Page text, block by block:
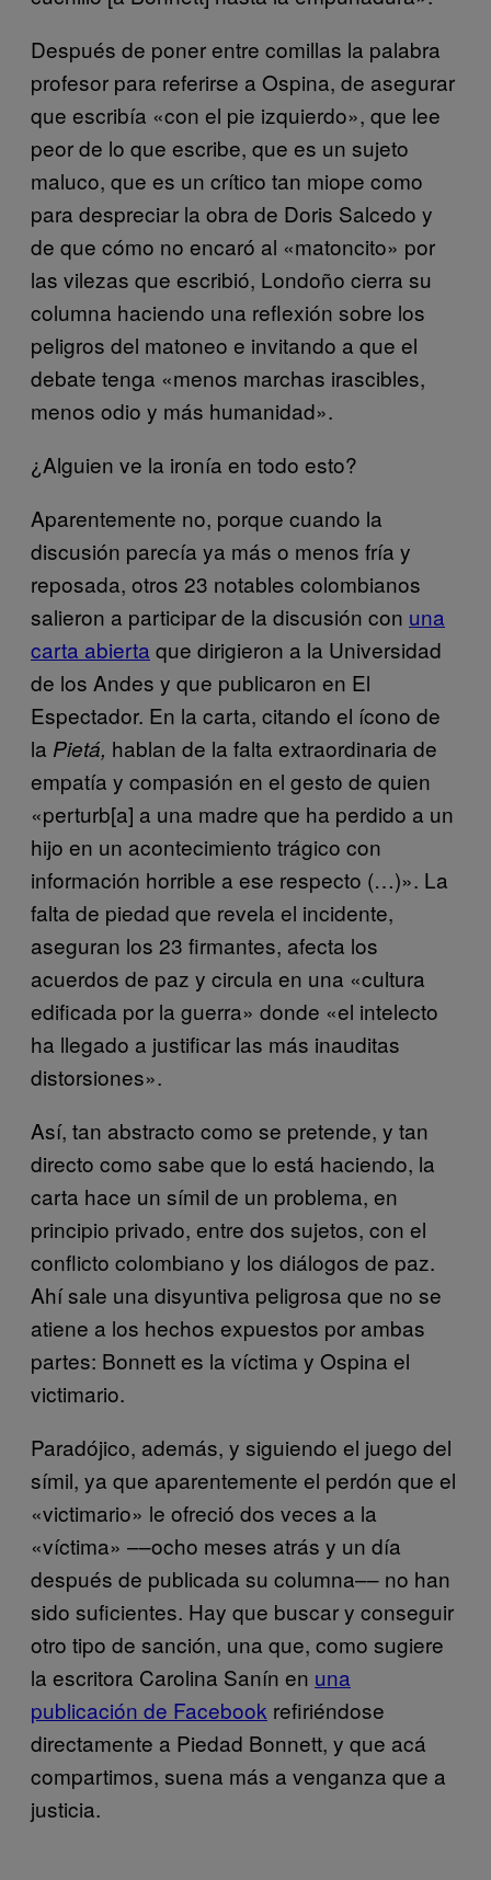
Después de poner entre comillas la palabra
profesor para referirse a Ospina, de asegurar
que escribía «con el pie izquierdo», que lee
peor de lo que escribe, que es un sujeto
maluco, que es un crítico tan miope como
para despreciar la obra de Doris Salcedo y
de que cómo no encaró al «matoncito» por
las vilezas que escribió, Londoño cierra su
columna haciendo una reflexión sobre los
peligros del matoneo e invitando a que el
debate tenga «menos marchas irascibles,
menos odio y más humanidad».
¿Alguien ve la ironía en todo esto?
Aparentemente no, porque cuando la
discusión parecía ya más o menos fría y
reposada, otros 23 notables colombianos
salieron a participar de la discusión con una
carta abierta que dirigieron a la Universidad
de los Andes y que publicaron en El
Espectador. En la carta, citando el ícono de
la Pietá, hablan de la falta extraordinaria de
empatía y compasión en el gesto de quien
«perturb[a] a una madre que ha perdido a un
hijo en un acontecimiento trágico con
información horrible a ese respecto (…)». La
falta de piedad que revela el incidente,
aseguran los 23 firmantes, afecta los
acuerdos de paz y circula en una «cultura
edificada por la guerra» donde «el intelecto
ha llegado a justificar las más inauditas
distorsiones».
Así, tan abstracto como se pretende, y tan
directo como sabe que lo está haciendo, la
carta hace un símil de un problema, en
principio privado, entre dos sujetos, con el
conflicto colombiano y los diálogos de paz.
Ahí sale una disyuntiva peligrosa que no se
atiene a los hechos expuestos por ambas
partes: Bonnett es la víctima y Ospina el
victimario.
Paradójico, además, y siguiendo el juego del
símil, ya que aparentemente el perdón que el
«victimario» le ofreció dos veces a la
«víctima» ––ocho meses atrás y un día
después de publicada su columna–– no han
sido suficientes. Hay que buscar y conseguir
otro tipo de sanción, una que, como sugiere
la escritora Carolina Sanín en una
publicación de Facebook refiriéndose
directamente a Piedad Bonnett, y que acá
compartimos, suena más a venganza que a
justicia.